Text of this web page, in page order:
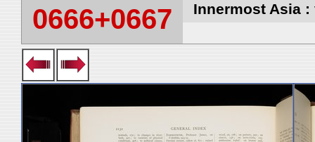
0666+0667 Innermost Asia :